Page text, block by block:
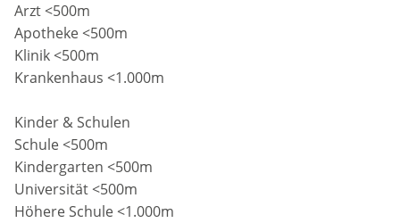
Arzt <500m
Apotheke <500m
Klinik <500m
Krankenhaus <1.000m
Kinder & Schulen
Schule <500m
Kindergarten <500m
Universität <500m
Höhere Schule <1.000m